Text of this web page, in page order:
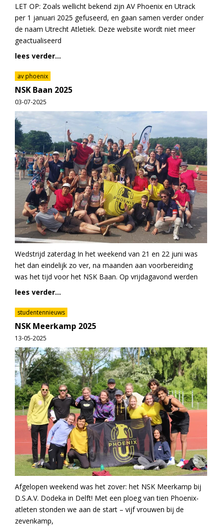
LET OP: Zoals wellicht bekend zijn AV Phoenix en Utrack
per 1 januari 2025 gefuseerd, en gaan samen verder onder
de naam Utrecht Atletiek. Deze website wordt niet meer
geactualiseerd
lees verder...
av phoenix
NSK Baan 2025
03-07-2025
Wedstrijd zaterdag In het weekend van 21 en 22 juni was
het dan eindelijk zo ver, na maanden aan voorbereiding
was het tijd voor het NSK Baan. Op vrijdagavond werden
lees verder...
studentennieuws
NSK Meerkamp 2025
13-05-2025
Afgelopen weekend was het zover: het NSK Meerkamp bij
D.S.A.V. Dodeka in Delft! Met een ploeg van tien Phoenix-
atleten stonden we aan de start – vijf vrouwen bij de
zevenkamp,